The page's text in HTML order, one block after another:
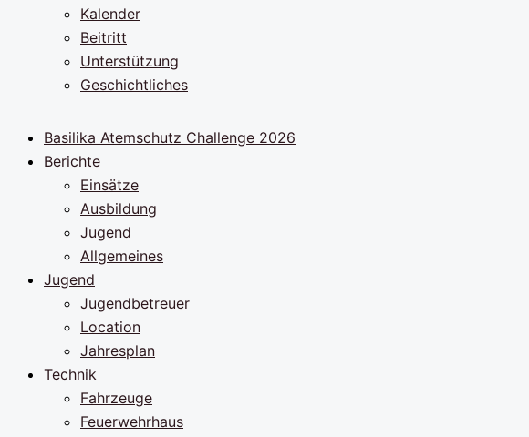
Kalender
Beitritt
Unterstützung
Geschichtliches
Basilika Atemschutz Challenge 2026
Berichte
Einsätze
Ausbildung
Jugend
Allgemeines
Jugend
Jugendbetreuer
Location
Jahresplan
Technik
Fahrzeuge
Feuerwehrhaus